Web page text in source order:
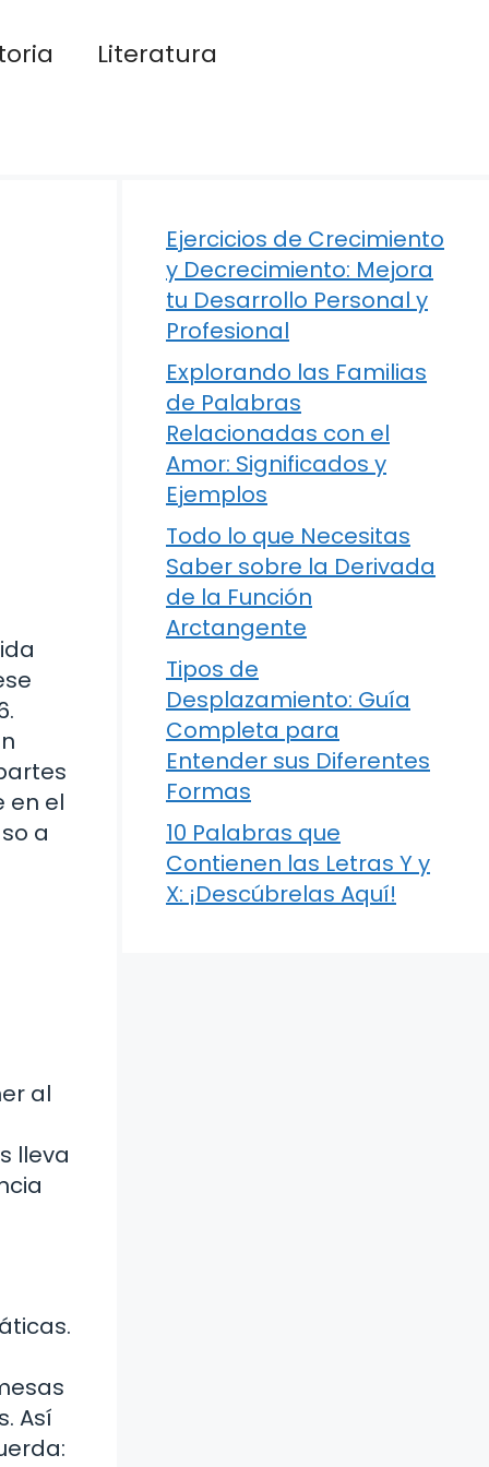
Literatura
en el
a
al
lleva
Así
Ejercicios de Crecimiento
y Decrecimiento: Mejora
tu Desarrollo Personal y
Profesional
Explorando las Familias
de Palabras
Relacionadas con el
Amor: Significados y
Ejemplos
Todo lo que Necesitas
Saber sobre la Derivada
de la Función
Arctangente
Tipos de
Desplazamiento: Guía
Completa para
Entender sus Diferentes
Formas
10 Palabras que
Contienen las Letras Y y
X: ¡Descúbrelas Aquí!